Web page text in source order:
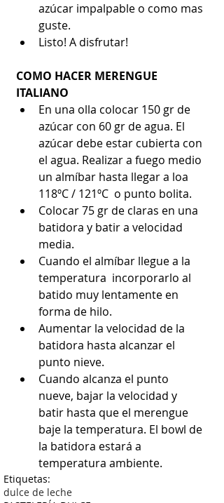
azúcar impalpable o como mas
guste.
Listo! A disfrutar!
COMO HACER MERENGUE
ITALIANO
En una olla colocar 150 gr de
azúcar con 60 gr de agua. El
azúcar debe estar cubierta con
el agua. Realizar a fuego medio
un almíbar hasta llegar a loa
118ºC / 121ºC  o punto bolita.
Colocar 75 gr de claras en una
batidora y batir a velocidad
media.
Cuando el almíbar llegue a la
temperatura  incorporarlo al
batido muy lentamente en
forma de hilo.
Aumentar la velocidad de la
batidora hasta alcanzar el
punto nieve.
Cuando alcanza el punto
nueve, bajar la velocidad y
batir hasta que el merengue
baje la temperatura. El bowl de
la batidora estará a
temperatura ambiente.
Etiquetas:
dulce de leche